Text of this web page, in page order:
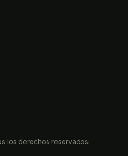
los derechos reservados.